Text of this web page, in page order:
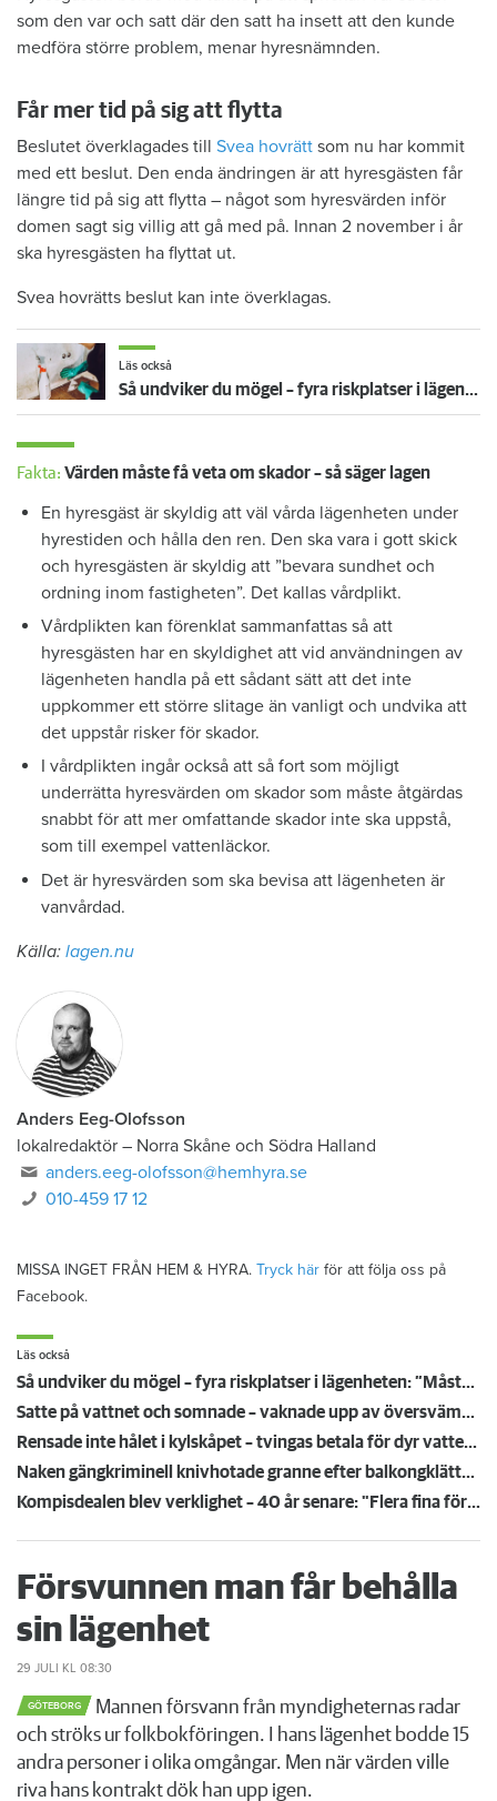
som den var och satt där den satt ha insett att den kunde
medföra större problem, menar hyresnämnden.
Får mer tid på sig att flytta
Beslutet överklagades till Svea hovrätt som nu har kommit
med ett beslut. Den enda ändringen är att hyresgästen får
längre tid på sig att flytta – något som hyresvärden inför
domen sagt sig villig att gå med på. Innan 2 november i år
ska hyresgästen ha flyttat ut.
Svea hovrätts beslut kan inte överklagas.
Läs också
Så undviker du mögel – fyra riskplatser i lägenheten: ”Måste städa bort”
Fakta: Värden måste få veta om skador – så säger lagen
En hyresgäst är skyldig att väl vårda lägenheten under
hyrestiden och hålla den ren. Den ska vara i gott skick
och hyresgästen är skyldig att ”bevara sundhet och
ordning inom fastigheten”. Det kallas vårdplikt.
Vårdplikten kan förenklat sammanfattas så att
hyresgästen har en skyldighet att vid användningen av
lägenheten handla på ett sådant sätt att det inte
uppkommer ett större slitage än vanligt och undvika att
det uppstår risker för skador.
I vårdplikten ingår också att så fort som möjligt
underrätta hyresvärden om skador som måste åtgärdas
snabbt för att mer omfattande skador inte ska uppstå,
som till exempel vattenläckor.
Det är hyresvärden som ska bevisa att lägenheten är
vanvårdad.
Källa: lagen.nu
Anders Eeg-Olofsson
lokalredaktör – Norra Skåne och Södra Halland
anders.eeg-olofsson@hemhyra.se
010-459 17 12
MISSA INGET FRÅN HEM & HYRA. Tryck här för att följa oss på
Facebook.
Läs också
Så undviker du mögel – fyra riskplatser i lägenheten: ”Måste städa bort”
Satte på vattnet och somnade – vaknade upp av översvämning hos grannen
Rensade inte hålet i kylskåpet – tvingas betala för dyr vattenskada
Naken gängkriminell knivhotade granne efter balkongklättring
Kompisdealen blev verklighet – 40 år senare: "Flera fina fördelar med att dela bostad"
Försvunnen man får behålla
sin lägenhet
29 JULI KL 08:30
GÖTEBORG
Mannen försvann från myndigheternas radar
och ströks ur folkbokföringen. I hans lägenhet bodde 15
andra personer i olika omgångar. Men när värden ville
riva hans kontrakt dök han upp igen.